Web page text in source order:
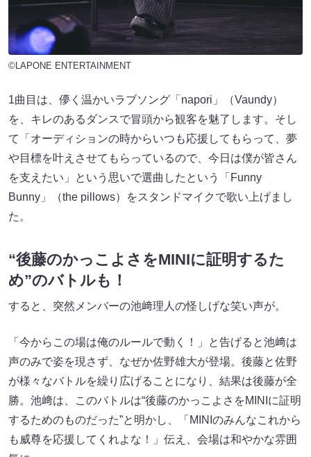
©LAPONE ENTERTAINMENT
1曲目は、儚く温かいラブソング「napori」（Vaundy）
を、キレのあるダンスで冒頭から観客を魅了します。そし
て「オーディションの時からいつも応援してもらって、夢
や目標を叶えさせてもらっているので、今日は僕が皆さん
を支えたい」という思いで選曲したという「Funny
Bunny」（the pillows）をスタンドマイクで歌い上げまし
た。
“後藤のかっこよさをMINIに証明するた
め”のバトルも！
すると、突然メンバーの池﨑理人の怪しげな笑い声が。
「今からこの場は俺のルールで動く！」と告げると池﨑は
声のみで姿を現さず、なぜか佐野雄大が登場。後藤と佐野
が様々なバトルを繰り広げることになり、結果は後藤が全
勝。池﨑は、このバトルは“後藤のかっこよさをMINIに証明
するためのものだった”と明かし、「MINIのみんなこれから
も威尊を応援してくれよな！」伝え、会場は和やかな雰囲